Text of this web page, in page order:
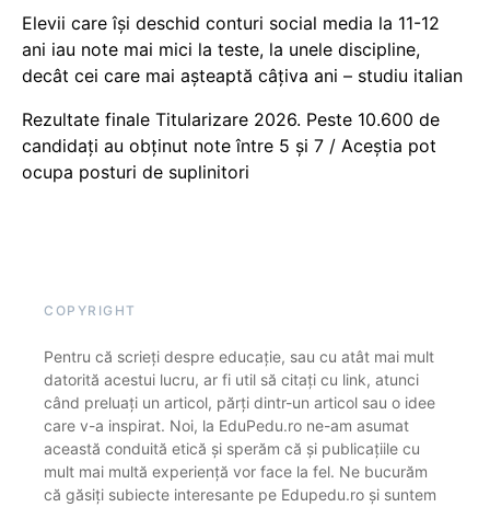
Elevii care își deschid conturi social media la 11-12
ani iau note mai mici la teste, la unele discipline,
decât cei care mai așteaptă câțiva ani – studiu italian
Rezultate finale Titularizare 2026. Peste 10.600 de
candidați au obținut note între 5 și 7 / Aceștia pot
ocupa posturi de suplinitori
COPYRIGHT
Pentru că scrieți despre educație, sau cu atât mai mult
datorită acestui lucru, ar fi util să citați cu link, atunci
când preluați un articol, părți dintr-un articol sau o idee
care v-a inspirat. Noi, la EduPedu.ro ne-am asumat
această conduită etică și sperăm că și publicațiile cu
mult mai multă experiență vor face la fel. Ne bucurăm
că găsiți subiecte interesante pe Edupedu.ro și suntem